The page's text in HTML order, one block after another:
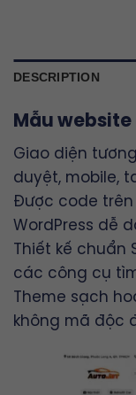
DESCRIPTION
Mẫu website
Giao diện
duyệt, mobile,
Được code
WordPress dễ
Thiết kế chuẩn
các công cụ
Theme sạch
không mã độc